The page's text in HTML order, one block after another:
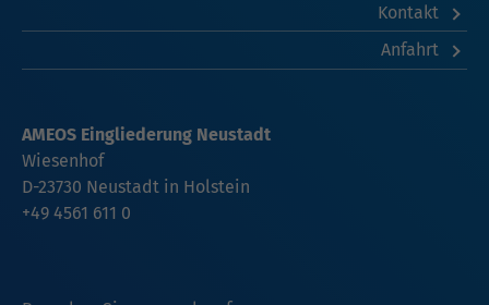
Kontakt
Anfahrt
AMEOS Eingliederung Neustadt
Wiesenhof
D-23730 Neustadt in Holstein
+49 4561 611 0